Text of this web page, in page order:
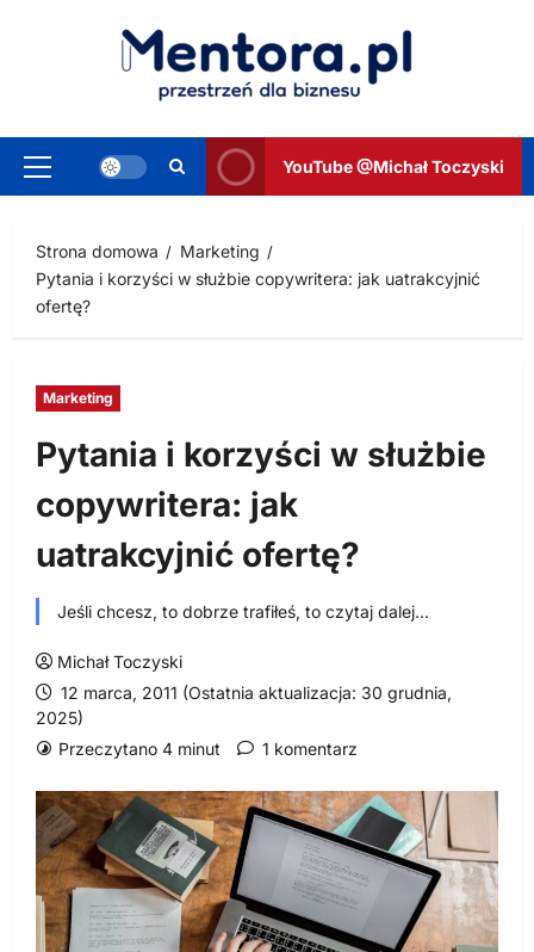
Menu
YouTube @Michał Toczyski
Strona domowa
Marketing
Pytania i korzyści w służbie copywritera: jak uatrakcyjnić
ofertę?
Marketing
Pytania i korzyści w służbie
copywritera: jak
uatrakcyjnić ofertę?
Jeśli chcesz, to dobrze trafiłeś, to czytaj dalej...
Michał Toczyski
12 marca, 2011 (Ostatnia aktualizacja: 30 grudnia,
2025)
Przeczytano 4 minut
1 komentarz